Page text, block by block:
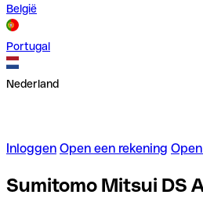
België
Portugal
Nederland
Inloggen Open een rekening
Sumitomo Mitsui DS